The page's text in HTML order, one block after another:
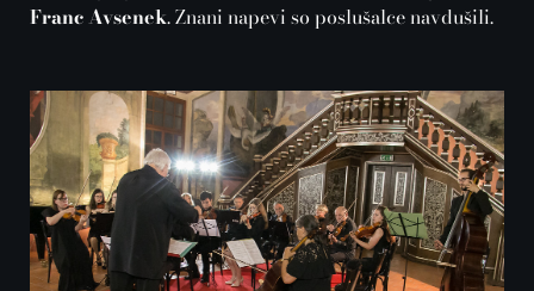
Franc Avsenek. Znani napevi so poslušalce navdušili.